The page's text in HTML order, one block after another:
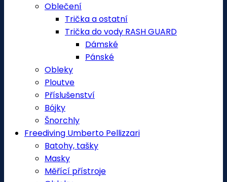
Oblečení
Trička a ostatní
Trička do vody RASH GUARD
Dámské
Pánské
Obleky
Ploutve
Příslušenství
Bójky
Šnorchly
Freediving Umberto Pellizzari
Batohy, tašky
Masky
Měřící přístroje